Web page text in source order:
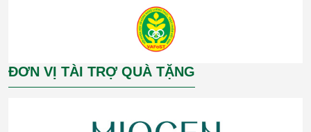
ĐƠN VỊ TÀI TRỢ QUÀ TẶNG